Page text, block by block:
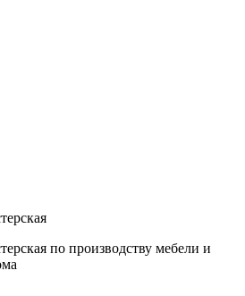
по производству мебели и